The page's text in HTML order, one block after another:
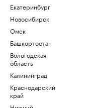
Екатеринбург
Новосибирск
Омск
Башкортостан
Вологодская
область
Калининград
Краснодарский
край